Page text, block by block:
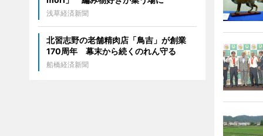
浅草経済新聞
北習志野の老舗精肉店「鳥吉」が創業
170周年 幕末から続くのれん守る
船橋経済新聞